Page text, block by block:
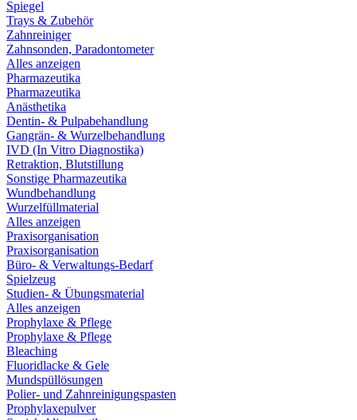
Spiegel
Trays & Zubehör
Zahnreiniger
Zahnsonden, Paradontometer
Alles anzeigen
Pharmazeutika
Pharmazeutika
Anästhetika
Dentin- & Pulpabehandlung
Gangrän- & Wurzelbehandlung
IVD (In Vitro Diagnostika)
Retraktion, Blutstillung
Sonstige Pharmazeutika
Wundbehandlung
Wurzelfüllmaterial
Alles anzeigen
Praxisorganisation
Praxisorganisation
Büro- & Verwaltungs-Bedarf
Spielzeug
Studien- & Übungsmaterial
Alles anzeigen
Prophylaxe & Pflege
Prophylaxe & Pflege
Bleaching
Fluoridlacke & Gele
Mundspüllösungen
Polier- und Zahnreinigungspasten
Prophylaxepulver